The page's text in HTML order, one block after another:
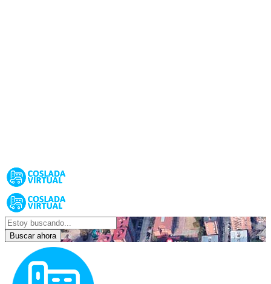
Buscar ahora